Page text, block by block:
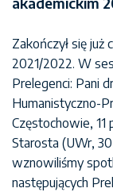
Zakończył się
2021/2022. W
Prelegenci: Pani
Humanistyczno-
Częstochowie, 11
Starosta (UWr,
wznowiliśmy
następujących